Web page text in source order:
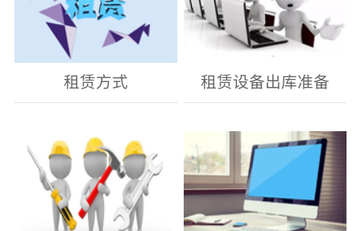
租赁方式 租赁设备出库准备